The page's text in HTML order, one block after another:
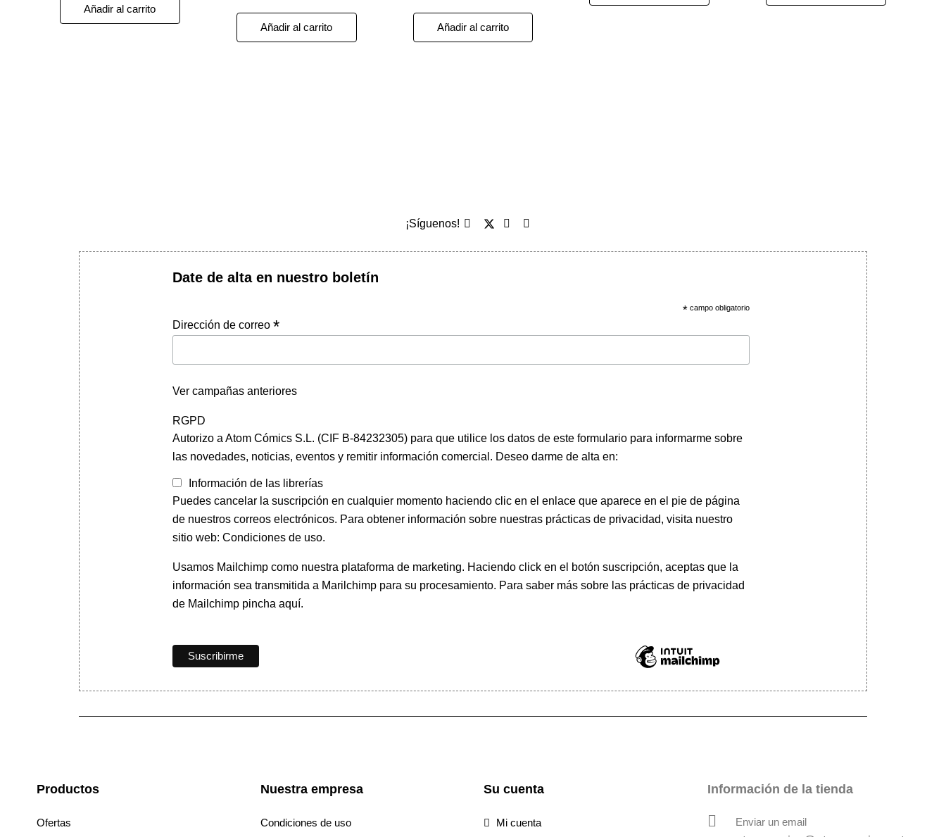
Añadir al carrito
Añadir al carrito Añadir al carrito
¡Síguenos!
Date de alta en nuestro boletín
* campo obligatorio
Dirección de correo *
Ver campañas anteriores
RGPD
Autorizo a Atom Cómics S.L. (CIF B-84232305) para que utilice los datos de este formulario para informarme sobre
las novedades, noticias, eventos y remitir información comercial. Deseo darme de alta en:
Información de las librerías
Puedes cancelar la suscripción en cualquier momento haciendo clic en el enlace que aparece en el pie de página
de nuestros correos electrónicos. Para obtener información sobre nuestras prácticas de privacidad, visita nuestro
sitio web: Condiciones de uso.
Usamos Mailchimp como nuestra plataforma de marketing. Haciendo click en el botón suscripción, aceptas que la
información sea transmitida a Marilchimp para su procesamiento. Para saber mássobre las prácticas de privacidad
de Mailchimp pincha aquí.
Productos
Ofertas
Nuestra empresa
Condiciones de uso
Su cuenta
Mi cuenta
Información de la tienda
Enviar un email